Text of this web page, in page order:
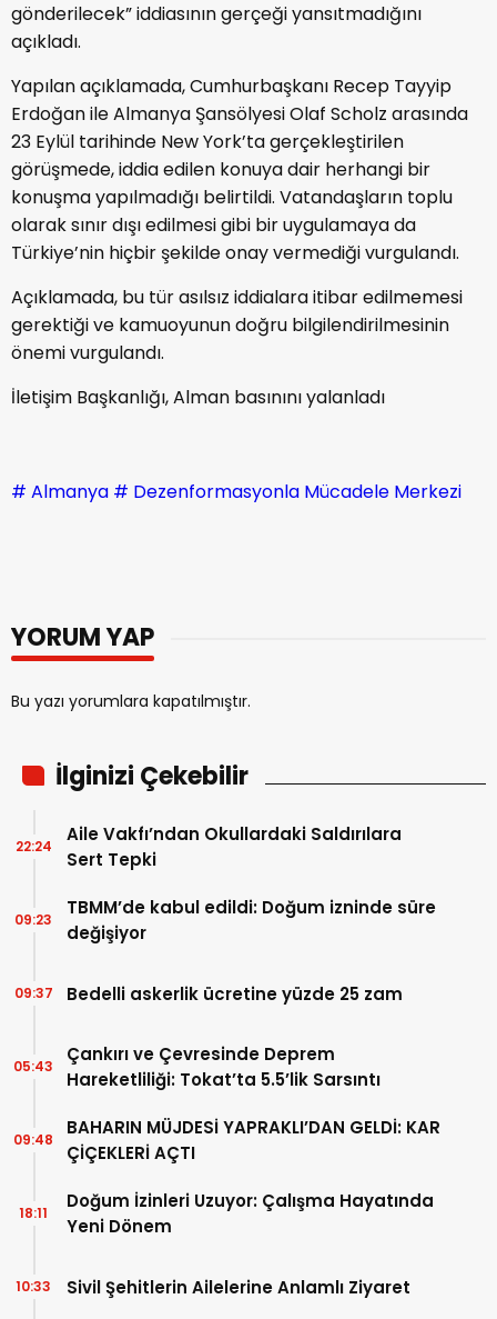
gönderilecek” iddiasının gerçeği yansıtmadığını
açıkladı.
Yapılan açıklamada, Cumhurbaşkanı Recep Tayyip
Erdoğan ile Almanya Şansölyesi Olaf Scholz arasında
23 Eylül tarihinde New York’ta gerçekleştirilen
görüşmede, iddia edilen konuya dair herhangi bir
konuşma yapılmadığı belirtildi. Vatandaşların toplu
olarak sınır dışı edilmesi gibi bir uygulamaya da
Türkiye’nin hiçbir şekilde onay vermediği vurgulandı.
Açıklamada, bu tür asılsız iddialara itibar edilmemesi
gerektiği ve kamuoyunun doğru bilgilendirilmesinin
önemi vurgulandı.
İletişim Başkanlığı, Alman basınını yalanladı
# Almanya # Dezenformasyonla Mücadele Merkezi
YORUM YAP
Bu yazı yorumlara kapatılmıştır.
İlginizi Çekebilir
Aile Vakfı’ndan Okullardaki Saldırılara
Sert Tepki
22:24
TBMM’de kabul edildi: Doğum izninde süre
değişiyor
09:23
Bedelli askerlik ücretine yüzde 25 zam
09:37
Çankırı ve Çevresinde Deprem
Hareketliliği: Tokat’ta 5.5’lik Sarsıntı
05:43
BAHARIN MÜJDESİ YAPRAKLI’DAN GELDİ: KAR
ÇİÇEKLERİ AÇTI
09:48
Doğum İzinleri Uzuyor: Çalışma Hayatında
Yeni Dönem
18:11
Sivil Şehitlerin Ailelerine Anlamlı Ziyaret
10:33